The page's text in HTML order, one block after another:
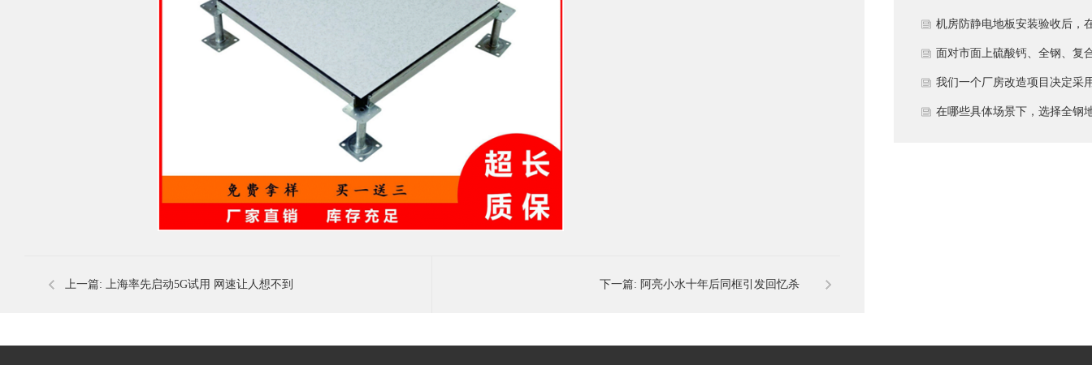
上一篇: 上海率先启动5G试用 网速让人想不到 下一篇: 阿亮小水十年后同框引发回忆杀
的质量好坏？所谓的“系统电
阻”为什么很重要？
较潮湿，这种环境下使用防静
地板要注意什么？日常维护有
些要点？
机房防静电地板安装验收后，
日常运维中常常被忽视。请问
一套规范的、可操作的维护规
应包含哪些内容？有哪些“小问
面对市面上硫酸钙、全钢、复
等多种类型的机房防静电地板
我们该如何科学选型？除了预
我们一个厂房改造项目决定采
全钢防静电地板。听说它的安
在哪些具体场景下，选择全钢